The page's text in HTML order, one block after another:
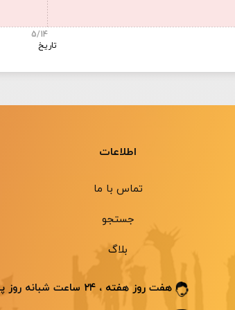
تاریخ
5/14
اطلاعات
تماس با ما
جستجو
بلاگ
هفت روز هفته ، ۲۴ ساعت شبانه ‌روز پاسخگوی شما هستیم